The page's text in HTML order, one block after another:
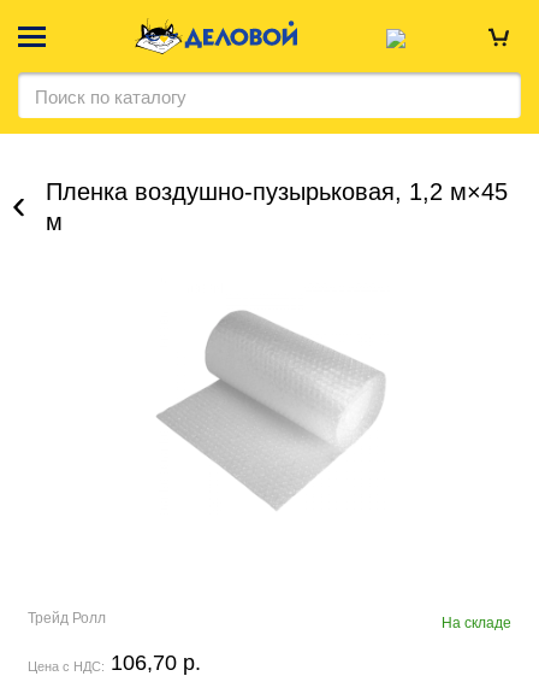
Пленка воздушно-пузырьковая, 1,2 м×45
м
Трейд Ролл На складе
Цена с НДС: 106,70 p.